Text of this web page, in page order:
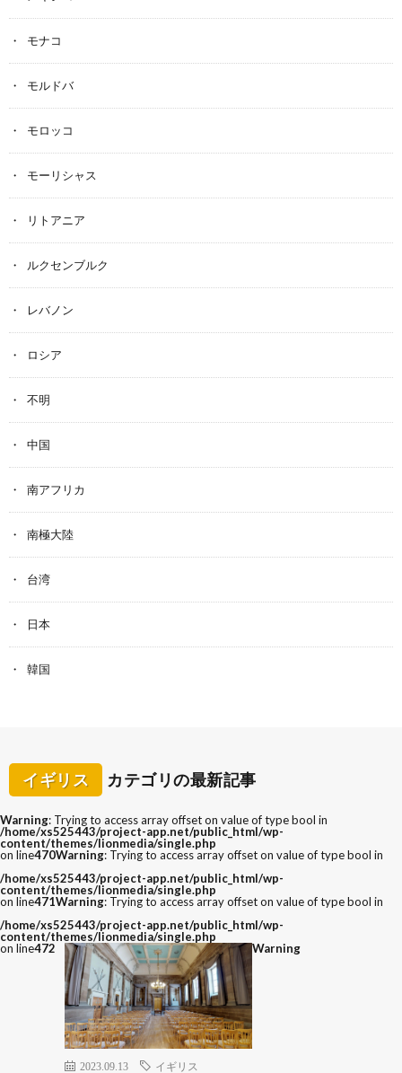
モナコ
モルドバ
モロッコ
モーリシャス
リトアニア
ルクセンブルク
レバノン
ロシア
不明
中国
南アフリカ
南極大陸
台湾
日本
韓国
イギリス カテゴリの最新記事
Warning: Trying to access array offset on value of type bool in
/home/xs525443/project-app.net/public_html/wp-
content/themes/lionmedia/single.php
on line470Warning: Trying to access array offset on value of type bool in
/home/xs525443/project-app.net/public_html/wp-
content/themes/lionmedia/single.php
on line471Warning: Trying to access array offset on value of type bool in
/home/xs525443/project-app.net/public_html/wp-
content/themes/lionmedia/single.php
on line472
2023.09.13 イギリス
Warning